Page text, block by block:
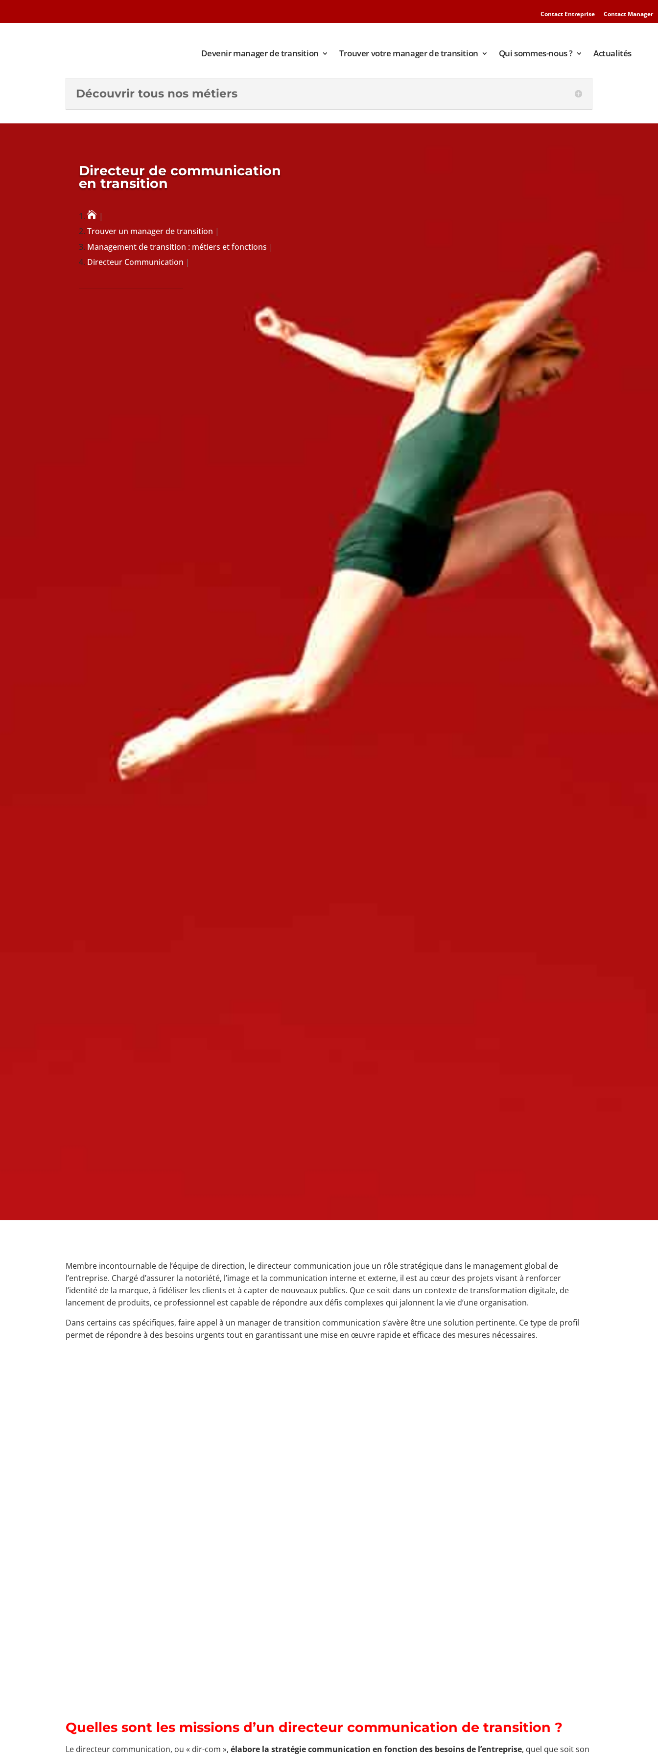
Contact Entreprise Contact Manager
Devenir manager de transition Trouver votre manager de transition Qui sommes-nous ? Actualités
Découvrir tous nos métiers
Directeur de communication
en transition

Trouver un manager de transition
Management de transition : métiers et fonctions
Directeur Communication
management de transition !
Managers
Membre incontournable de l’équipe de direction, le directeur communication joue un rôle stratégique dans le management global de
l’entreprise. Chargé d’assurer la notoriété, l’image et la communication interne et externe, il est au cœur des projets visant à renforcer
l’identité de la marque, à fidéliser les clients et à capter de nouveaux publics. Que ce soit dans un contexte de transformation digitale, de
lancement de produits, ce professionnel est capable de répondre aux défis complexes qui jalonnent la vie d’une organisation.
Dans certains cas spécifiques, faire appel à un manager de transition communication s’avère être une solution pertinente. Ce type de profil
permet de répondre à des besoins urgents tout en garantissant une mise en œuvre rapide et efficace des mesures nécessaires.
Quelles sont les missions d’un directeur communication de transition ?
Le directeur communication, ou « dir-com »,élabore la stratégie communication en fonction des besoins de l’entreprise, quel que soit son